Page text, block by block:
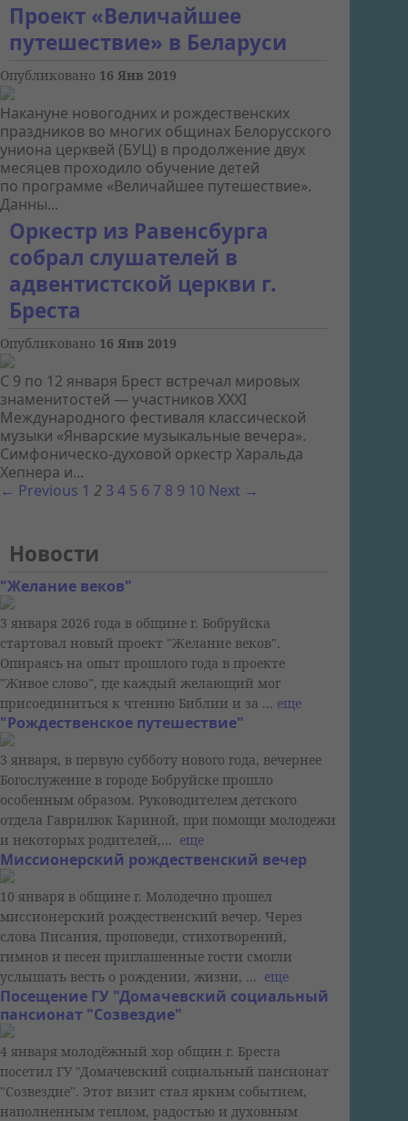
Проект «Величайшее
путешествие» в Беларуси
Опубликовано 16 Янв 2019
Накануне новогодних и рождественских
праздников во многих общинах Белорусского
униона церквей (БУЦ) в продолжение двух
месяцев проходило обучение детей
по программе «Величайшее путешествие».
Данны...
Оркестр из Равенсбурга
собрал слушателей в
адвентистской церкви г.
Бреста
Опубликовано 16 Янв 2019
С 9 по 12 января Брест встречал мировых
знаменитостей — участников ХХХІ
Международного фестиваля классической
музыки «Январские музыкальные вечера».
Симфоническо-духовой оркестр Харальда
Хепнера и...
← Previous 1 2 3 4 5 6 7 8 9 10 Next →
Новости
"Желание веков"
3 января 2026 года в общине г. Бобруйска
стартовал новый проект "Желание веков".
Опираясь на опыт прошлого года в проекте
"Живое слово", где каждый желающий мог
присоединиться к чтению Библии и за ... еще
"Рождественское путешествие"
3 января, в первую субботу нового года, вечернее
Богослужение в городе Бобруйске прошло
особенным образом. Руководителем детского
отдела Гаврилюк Кариной, при помощи молодежи
и некоторых родителей,... еще
Миссионерский рождественский вечер
10 января в общине г. Молодечно прошел
миссионерский рождественский вечер. Через
слова Писания, проповеди, стихотворений,
гимнов и песен приглашенные гости смогли
услышать весть о рождении, жизни, ... еще
Посещение ГУ "Домачевский социальный
пансионат "Созвездие"
4 января молодёжный хор общин г. Бреста
посетил ГУ "Домачевский социальный пансионат
"Созвездие". Этот визит стал ярким событием,
наполненным теплом, радостью и духовным